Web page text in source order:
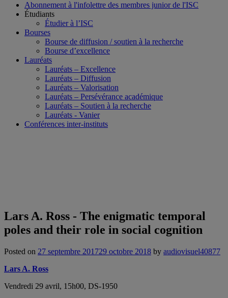
Abonnement à l'infolettre des membres junior de l'ISC
Étudiants
Étudier à l’ISC
Bourses
Bourse de diffusion / soutien à la recherche
Bourse d’excellence
Lauréats
Lauréats – Excellence
Lauréats – Diffusion
Lauréats – Valorisation
Lauréats – Persévérance académique
Lauréats – Soutien à la recherche
Lauréats - Vanier
Conférences inter-instituts
Lars A. Ross - The enigmatic temporal
poles and their role in social cognition
Posted on 27 septembre 201729 octobre 2018 by audiovisuel40877
Lars A. Ross
Vendredi 29 avril, 15h00, DS-1950